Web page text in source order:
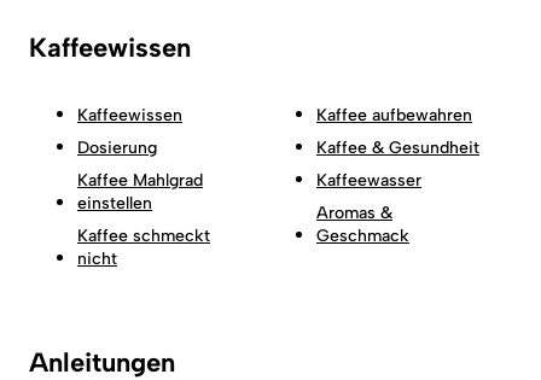
Kaffeewissen
Kaffeewissen
Dosierung
Kaffee Mahlgrad
einstellen
Kaffee schmeckt
nicht
Kaffee aufbewahren
Kaffee & Gesundheit
Kaffeewasser
Aromas &
Geschmack
Anleitungen